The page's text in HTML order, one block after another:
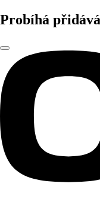
Probíhá